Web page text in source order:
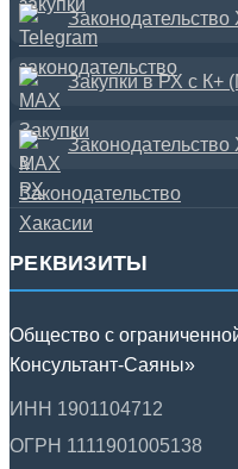
Законодательство
Закупки в РХ с К+
РЕКВИЗИТЫ
Общество с
Консультант-Саяны»
ИНН 1901104712
ОГРН 1111901005138